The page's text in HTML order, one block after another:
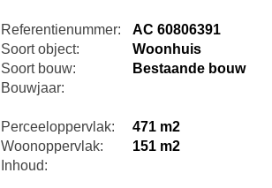
Referentienummer:
AC 60806391
Soort object:
Woonhuis
Soort bouw:
Bestaande bouw
Bouwjaar:
Perceeloppervlak:
471 m2
Woonoppervlak:
151 m2
Inhoud: